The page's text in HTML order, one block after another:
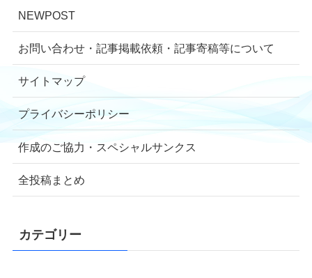
NEWPOST
お問い合わせ・記事掲載依頼・記事寄稿等について
サイトマップ
プライバシーポリシー
作成のご協力・スペシャルサンクス
全投稿まとめ
カテゴリー